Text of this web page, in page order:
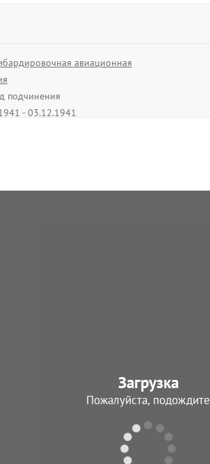
авиационная
подчинения
- 03.12.1941
Загрузка
Пожалуйста, подождите